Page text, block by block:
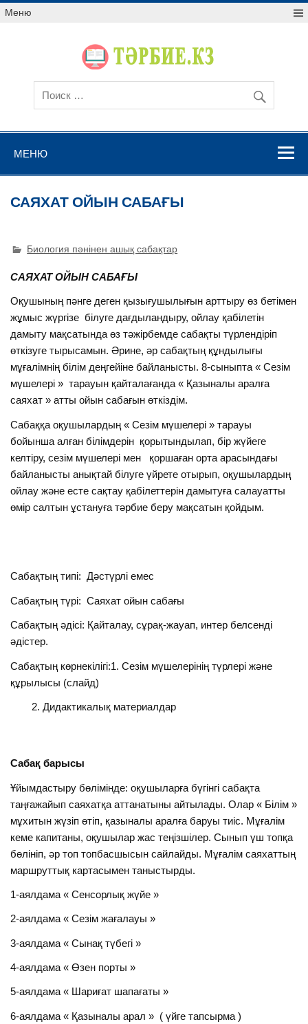
Меню
МЕНЮ
САЯХАТ ОЙЫН САБАҒЫ
Биология пәнінен ашық сабақтар
САЯХАТ ОЙЫН САБАҒЫ
Оқушының пәнге деген қызығушылығын арттыру өз бетімен
жұмыс жүргізе білуге дағдыландыру, ойлау қабілетін
дамыту мақсатында өз тәжірбемде сабақты түрлендіріп
өткізуге тырысамын. Әрине, әр сабақтың құндылығы
мұғалімнің білім деңгейіне байланысты. 8-сыныпта « Сезім
мүшелері » тарауын қайталағанда « Қазыналы аралға
саяхат » атты ойын сабағын өткіздім.
Сабаққа оқушылардың « Сезім мүшелері » тарауы
бойынша алған білімдерін қорытындылап, бір жүйеге
келтіру, сезім мүшелері мен қоршаған орта арасындағы
байланысты анықтай білуге үйрете отырып, оқушылардың
ойлау және есте сақтау қабілеттерін дамытуға салауатты
өмір салтын ұстануға тәрбие беру мақсатын қойдым.
Сабақтың типі: Дәстүрлі емес
Сабақтың түрі: Саяхат ойын сабағы
Сабақтың әдісі: Қайталау, сұрақ-жауап, интер белсенді
әдістер.
Сабақтың көрнекілігі:1. Сезім мүшелерінің түрлері және
құрылысы (слайд)
Дидактикалық материалдар
Сабақ барысы
Ұйымдастыру бөлімінде: оқушыларға бүгінгі сабақта
таңғажайып саяхатқа аттанатыны айтылады. Олар « Білім »
мұхитын жүзіп өтіп, қазыналы аралға баруы тиіс. Мұғалім
кеме капитаны, оқушылар жас теңізшілер. Сынып үш топқа
бөлініп, әр топ топбасшысын сайлайды. Мұғалім саяхаттың
маршруттық картасымен таныстырды.
1-аялдама « Сенсорлық жүйе »
2-аялдама « Сезім жағалауы »
3-аялдама « Сынақ түбегі »
4-аялдама « Өзен порты »
5-аялдама « Шариғат шапағаты »
6-аялдама « Қазыналы арал » ( үйге тапсырма )